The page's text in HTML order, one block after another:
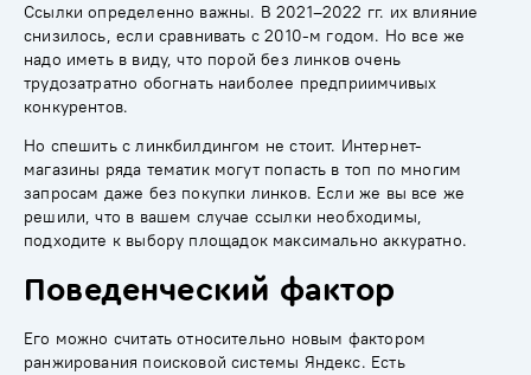
Ссылки определенно важны. В 2021–2022 гг. их влияние
снизилось, если сравнивать с 2010-м годом. Но все же
надо иметь в виду, что порой без линков очень
трудозатратно обогнать наиболее предприимчивых
конкурентов.
Но спешить с линкбилдингом не стоит. Интернет-
магазины ряда тематик могут попасть в топ по многим
запросам даже без покупки линков. Если же вы все же
решили, что в вашем случае ссылки необходимы,
подходите к выбору площадок максимально аккуратно.
Поведенческий фактор
Его можно считать относительно новым фактором
ранжирования поисковой системы Яндекс. Есть